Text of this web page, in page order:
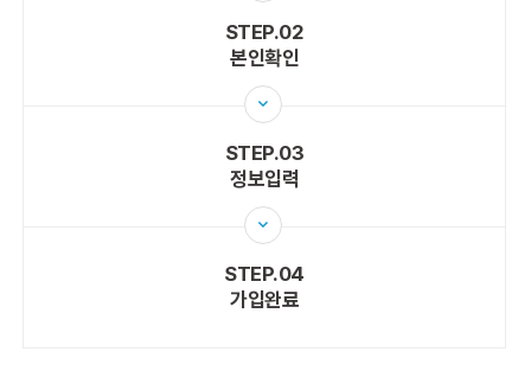
STEP.02
본인확인
STEP.03
정보입력
STEP.04
가입완료